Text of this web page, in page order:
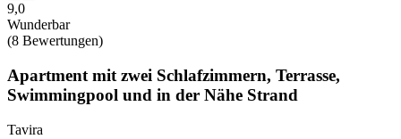
9,0
Wunderbar
(8 Bewertungen)
Apartment mit zwei Schlafzimmern, Terrasse,
Swimmingpool und in der Nähe Strand
Tavira